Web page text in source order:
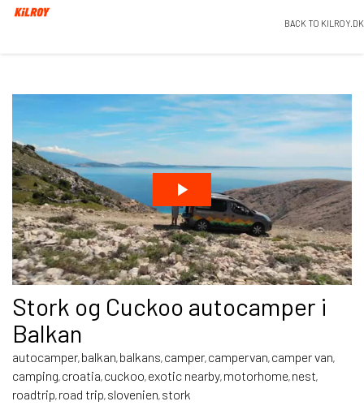
BACK TO KILROY.DK
Stork og Cuckoo autocamper i
Balkan
autocamper, balkan, balkans, camper, campervan, camper van,
camping, croatia, cuckoo, exotic nearby, motorhome, nest,
roadtrip, road trip, slovenien, stork